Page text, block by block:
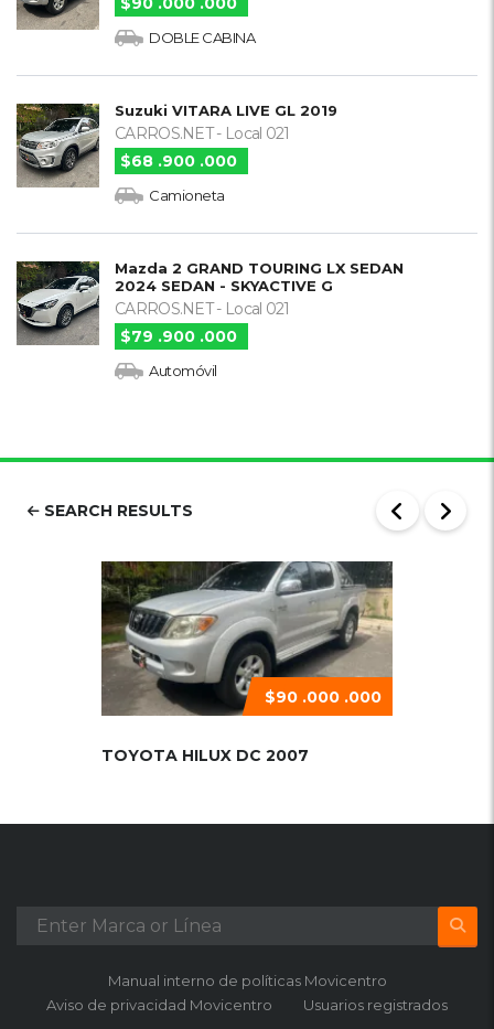
DOBLE CABINA
Suzuki VITARA LIVE GL 2019
CARROS.NET - Local 021
$68 .900 .000
Camioneta
Mazda 2 GRAND TOURING LX SEDAN
2024 SEDAN - SKYACTIVE G
CARROS.NET - Local 021
$79 .900 .000
Automóvil
SEARCH RESULTS
$90 .000 .000
TOYOTA HILUX DC 2007
Manual interno de políticas Movicentro
Aviso de privacidad Movicentro
Usuarios registrados